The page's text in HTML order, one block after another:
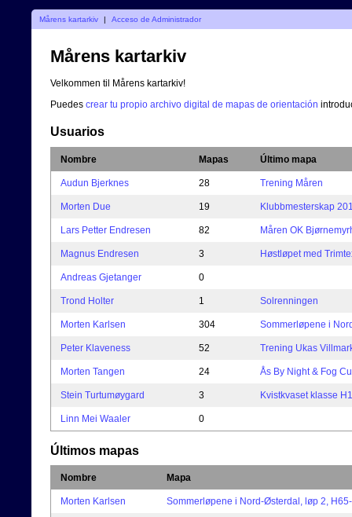
Mårens kartarkiv | Acceso de Administrador
Mårens kartarkiv
Velkommen til Mårens kartarkiv!
Puedes crear tu propio archivo digital de mapas de orientación
Usuarios
Nombre Mapas Último mapa
Audun Bjerknes 28 Trening Måren
Morten Due 19 Klubbmesterskap
Lars Petter Endresen 82 Måren OK
Magnus Endresen 3 Høstløpet med
Andreas Gjetanger 0
Trond Holter 1 Solrenningen
Morten Karlsen 304 Sommerløpene i
Peter Klaveness 52 Trening Ukas
Morten Tangen 24 Ås By Night & Fog
Stein Turtumøygard 3 Kvistkvaset klasse
Linn Mei Waaler 0
Últimos mapas
Nombre Mapa
Morten Karlsen Sommerløpene i Nord-Østerdal, løp 2, H65-